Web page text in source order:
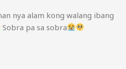
nya alam kong walang ibang
Sobra pa sa sobra